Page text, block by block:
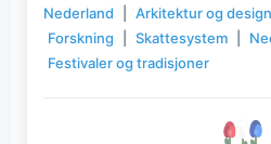
Nederland
Arkitektur og design
Forskning
Skattesystem
Festivaler og tradisjoner